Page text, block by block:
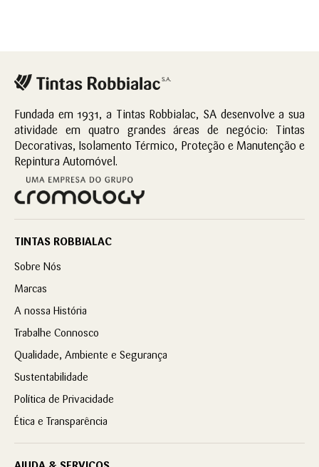
Fundada em 1931, a Tintas Robbialac, SA desenvolve a sua
atividade em quatro grandes áreas de negócio: Tintas
Decorativas, Isolamento Térmico, Proteção e Manutenção e
Repintura Automóvel.
TINTAS ROBBIALAC
Sobre Nós
Marcas
A nossa História
Trabalhe Connosco
Qualidade, Ambiente e Segurança
Sustentabilidade
Política de Privacidade
Ética e Transparência